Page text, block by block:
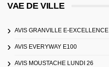
VAE DE VILLE
AVIS GRANVILLE E-EXCELLENCE
AVIS EVERYWAY E100
AVIS MOUSTACHE LUNDI 26